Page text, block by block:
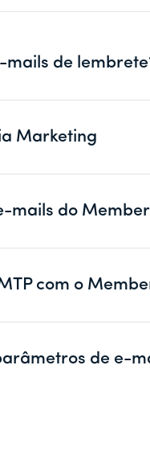
mails de
Marketing
mails do
com o
de e-